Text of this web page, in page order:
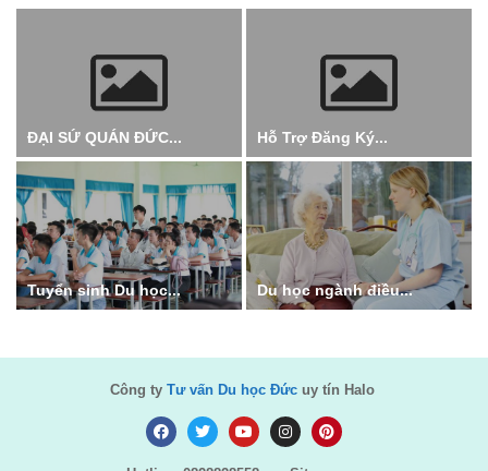
ĐẠI SỨ QUÁN ĐỨC... Hỗ Trợ Đăng Ký...
Tuyển sinh Du học... Du học ngành điều...
Công ty Tư vấn Du học Đứcuy tín Halo